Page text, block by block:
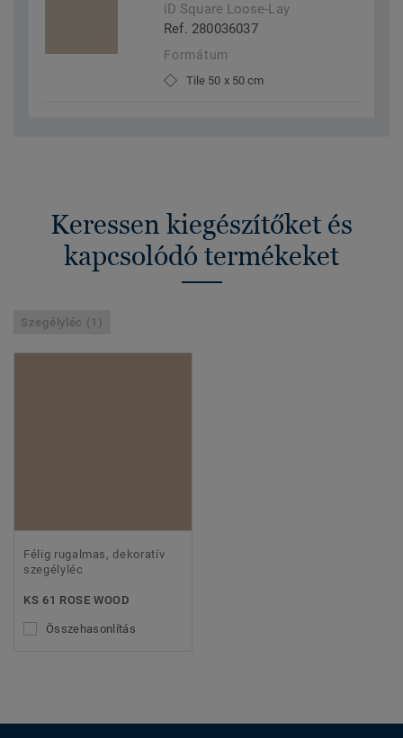
iD Square Loose-Lay
Ref. 280036037
Formátum
Tile 50 x 50 cm
Keressen kiegészítőket és
kapcsolódó termékeket
Szegélyléc (1)
Félig rugalmas, dekoratív
szegélyléc
KS 61 ROSE WOOD
Összehasonlítás